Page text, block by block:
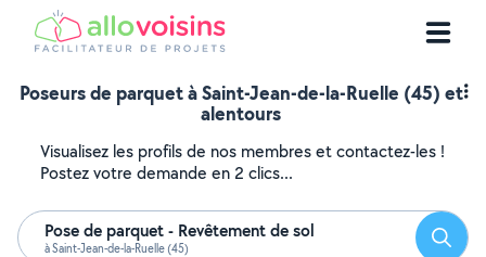
Poseurs de parquet à Saint-Jean-de-la-Ruelle (45) et
alentours
Visualisez les profils de nos membres et contactez-les !
Postez votre demande en 2 clics...
Pose de parquet - Revêtement de sol
à Saint-Jean-de-la-Ruelle (45)